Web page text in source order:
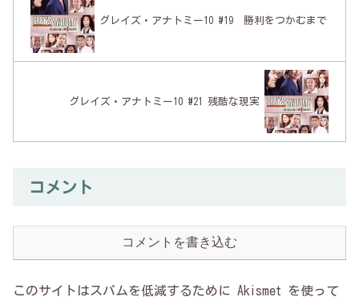
グレイズ・アナトミー10 #19 勝利をつかむまで
グレイズ・アナトミー10 #21 残酷な現実
コメント
コメントを書き込む
このサイトはスパムを低減するために Akismet を使って